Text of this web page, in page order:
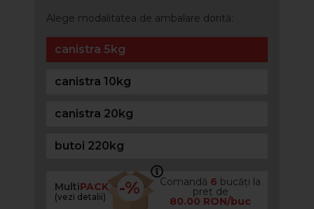
Alege modalitatea de ambalare dorită:
canistra 5kg
canistra 10kg
canistra 20kg
butoi 220kg
MultiPACK
(vezi detalii) -% Comandă 6 bucăți la
preț de
80.00 RON/buc